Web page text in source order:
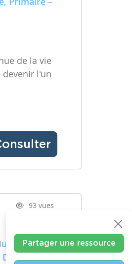
de la vie
devenir l'un
93 vues
Partager une ressource